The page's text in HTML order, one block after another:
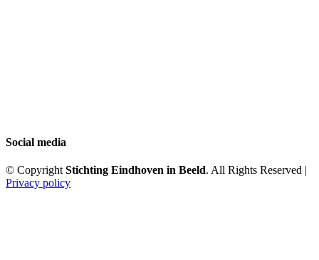
Social media
© CopyrightStichting Eindhoven in Beeld. All Rights Reserved |
Privacy policy